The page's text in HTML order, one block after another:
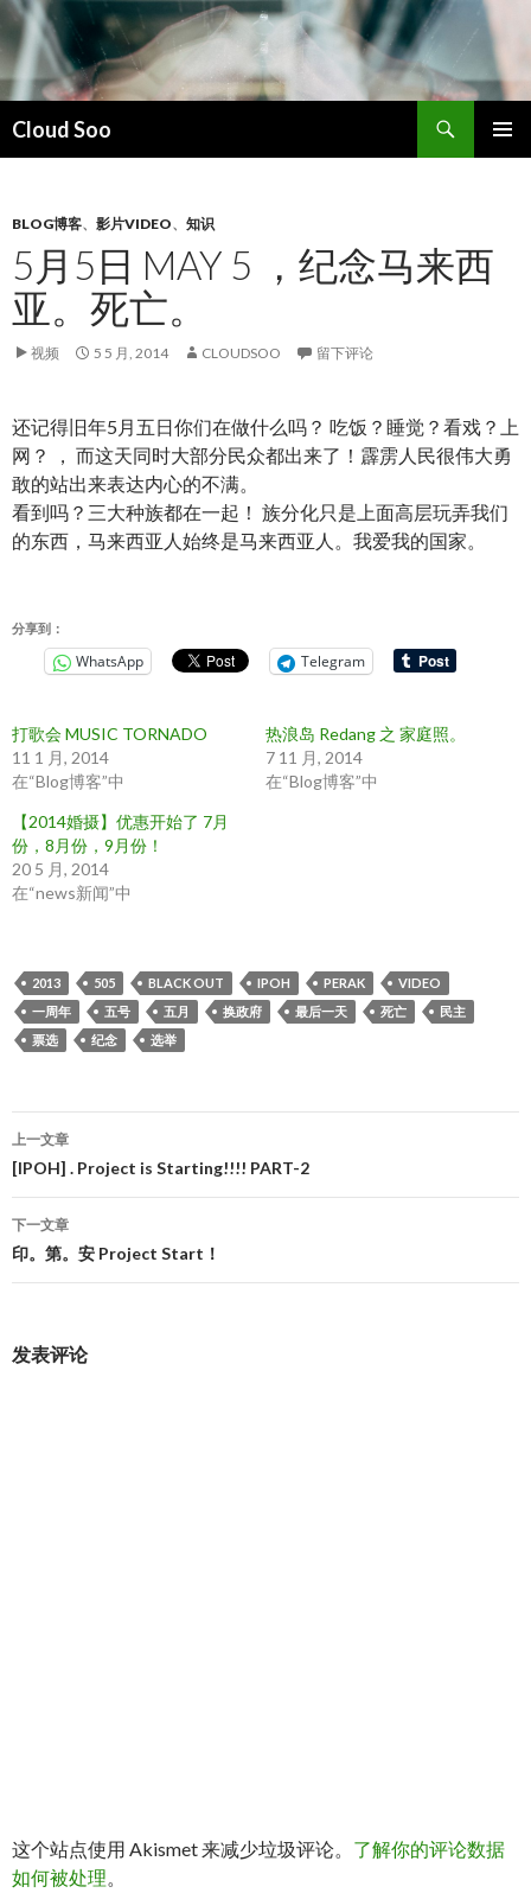
Cloud Soo
索
文
BLOG博客、 影片VIDEO、 知识
5月5日 MAY 5 ，纪念马来西
亚。死亡。
视频 5 5 月, 2014 CLOUDSOO 留下评论
还记得旧年5月五日你们在做什么吗？ 吃饭？睡觉？看戏？上
网？ ， 而这天同时大部分民众都出来了！霹雳人民很伟大勇
敢的站出来表达内心的不满。
看到吗？三大种族都在一起！ 族分化只是上面高层玩弄我们
的东西，马来西亚人始终是马来西亚人。我爱我的国家。
分享到：
WhatsApp Telegram
打歌会 MUSIC TORNADO
11 1 月, 2014
在“Blog博客”中
热浪岛 Redang 之 家庭照。
7 11 月, 2014
在“Blog博客”中
【2014婚摄】优惠开始了 7月
份，8月份，9月份！
20 5 月, 2014
在“news新闻”中
2013 505 BLACK OUT IPOH PERAK
VIDEO
一周年
五号 五月 换政府 最后一天 死亡
民主
票选
纪念 选举
文
章
导
航
上一文章
[IPOH] . Project is Starting!!!! PART-2
下一文章
印。第。安 Project Start！
发表评论
这个站点使用 Akismet 来减少垃圾评论。 了解你的评论数据
如何被处理。